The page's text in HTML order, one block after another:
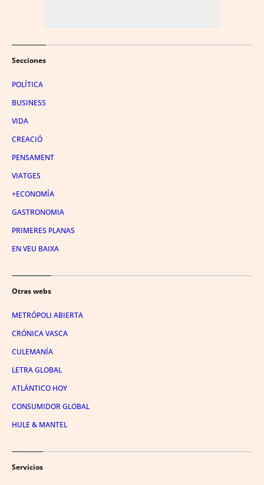
Secciones
POLÍTICA
BUSINESS
VIDA
CREACIÓ
PENSAMENT
VIATGES
+ECONOMÍA
GASTRONOMIA
PRIMERES PLANAS
EN VEU BAIXA
Otras webs
METRÓPOLI ABIERTA
CRÓNICA VASCA
CULEMANÍA
LETRA GLOBAL
ATLÁNTICO HOY
CONSUMIDOR GLOBAL
HULE & MANTEL
Servicios